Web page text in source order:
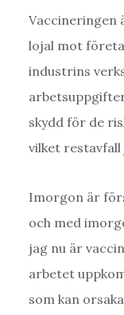
Vaccineringen
lojal mot
industrins
skydd för de
vilket restavfall
Imorgon är
och med
jag nu är
arbetet
som kan